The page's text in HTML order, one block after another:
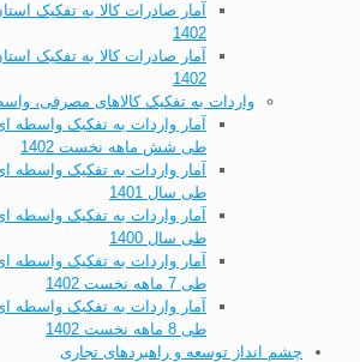
1402
1402
واردات به تفکیک کالاهای مصرفی،
آمار واردات به تفکیک واسطه
طی شش ماهه نخست 1402
آمار واردات به تفکیک واسطه
طی سال 1401
آمار واردات به تفکیک واسطه
طی سال 1400
آمار واردات به تفکیک واسطه
طی 7 ماهه نخست 1402
آمار واردات به تفکیک واسطه
طی 8 ماهه نخست 1402
چشم انداز توسعه و راهبردهای تجاری